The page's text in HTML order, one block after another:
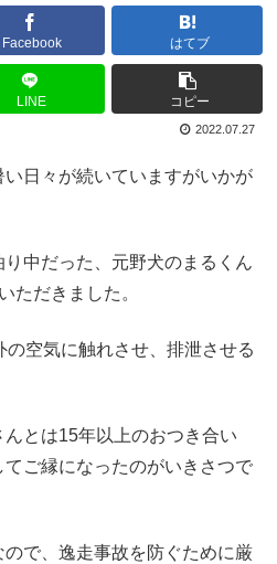
Facebook はてブ
LINE コピー
2022.07.27
日々が続いていますがいかが
中だった、元野犬のまるくん
ただきました。
空気に触れさせ、排泄させる
とは15年以上のおつき合い
ご縁になったのがいきさつで
で、逸走事故を防ぐために厳